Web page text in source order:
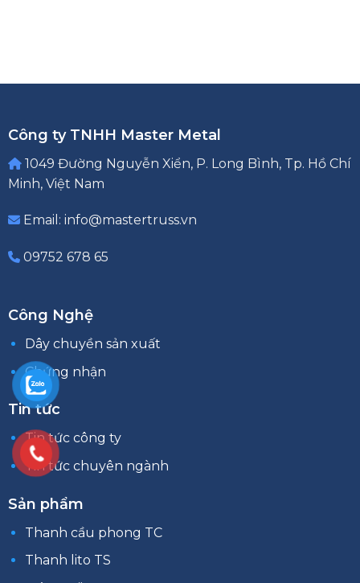
Công ty TNHH Master Metal
1049 Đường Nguyễn Xiển, P. Long Bình, Tp. Hồ Chí
Minh, Việt Nam
Email: info@mastertruss.vn
09752 678 65
Công Nghệ
Dây chuyền sản xuất
Chứng nhận
Tin tức
Tin tức công ty
Tin tức chuyên ngành
Sản phẩm
Thanh cầu phong TC
Thanh lito TS